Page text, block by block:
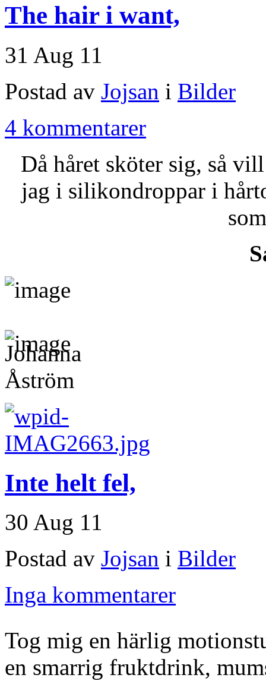
The hair i want,
31 Aug 11
Postad av Jojsan i Bilder
4 kommentarer
Då håret sköter sig, så
jag i silikondroppar i
Inte helt fel,
30 Aug 11
Postad av Jojsan i Bilder
Inga kommentarer
Tog mig en härlig
en smarrig fruktdrink,